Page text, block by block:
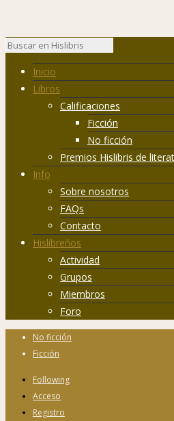
Inicio
Libros
Calificaciones
Ficción
No ficción
Premios Hislibris de
Info
Sobre nosotros
FAQs
Contacto
Hislibreños
Actividad
Grupos
Miembros
Foro
No ficción
Ficción
Following
Acceso
Registro